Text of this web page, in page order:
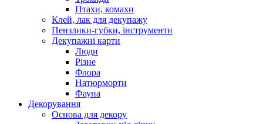
Птахи, комахи
Клей, лак для декупажу
Пензлики-губки, інструменти
Декупажні карти
Люди
Різне
Флора
Натюрморти
Фауна
Декорування
Основа для декору